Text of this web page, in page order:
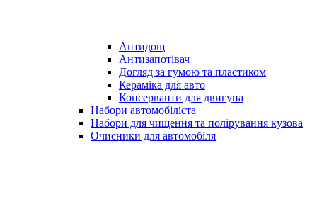
Антидощ
Антизапотівач
Догляд за гумою та пластиком
Кераміка для авто
Консерванти для двигуна
Набори автомобіліста
Набори для чищення та полірування кузова
Очисники для автомобіля